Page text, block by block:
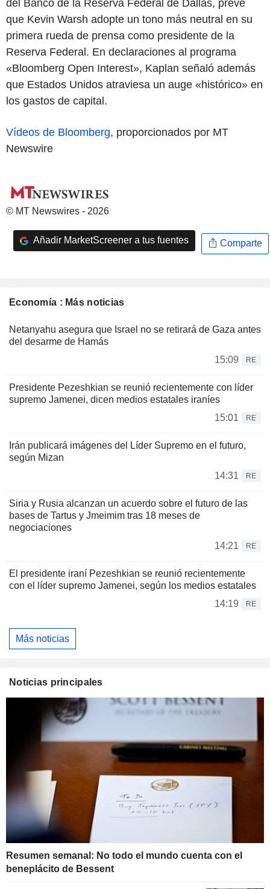
del Banco de la Reserva Federal de Dallas, prevé
que Kevin Warsh adopte un tono más neutral en su
primera rueda de prensa como presidente de la
Reserva Federal. En declaraciones al programa
«Bloomberg Open Interest», Kaplan señaló además
que Estados Unidos atraviesa un auge «histórico» en
los gastos de capital.
Vídeos de Bloomberg, proporcionados por MT
Newswire
© MT Newswires - 2026
Añadir MarketScreener a tus fuentes Comparte
Economía : Más noticias
Netanyahu asegura que Israel no se retirará de Gaza antes
del desarme de Hamás
15:09
RE
Presidente Pezeshkian se reunió recientemente con líder
supremo Jamenei, dicen medios estatales iraníes
15:01
RE
Irán publicará imágenes del Líder Supremo en el futuro,
según Mizan
14:31
RE
Siria y Rusia alcanzan un acuerdo sobre el futuro de las
bases de Tartus y Jmeimim tras 18 meses de
negociaciones
14:21
RE
El presidente iraní Pezeshkian se reunió recientemente
con el líder supremo Jamenei, según los medios estatales
14:19
RE
Más noticias
Noticias principales
Resumen semanal: No todo el mundo cuenta con el
beneplácito de Bessent